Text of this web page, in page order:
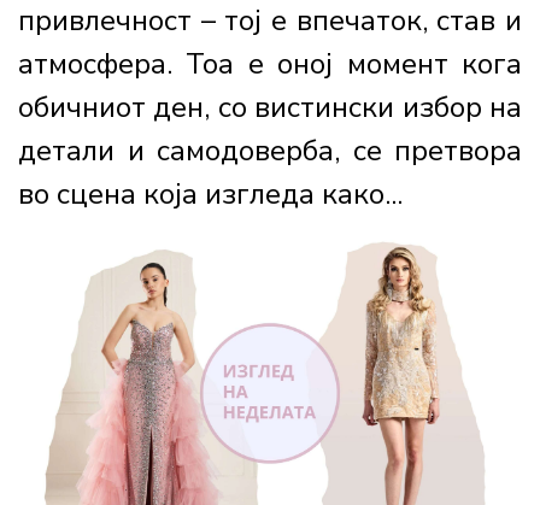
привлечност – тој е впечаток, став и
атмосфера. Тоа е оној момент кога
обичниот ден, со вистински избор на
детали и самодоверба, се претвора
во сцена која изгледа како...